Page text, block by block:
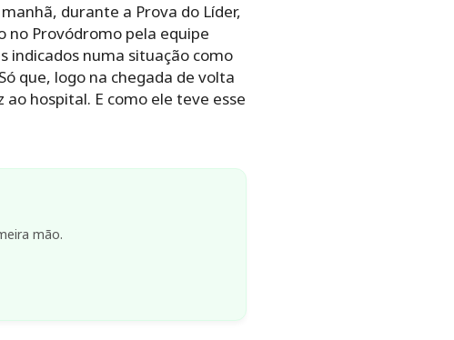
durante a Prova do Líder,
no Provódromo pela equipe
indicados numa situação como
que, logo na chegada de volta
hospital. E como ele teve esse
mão.